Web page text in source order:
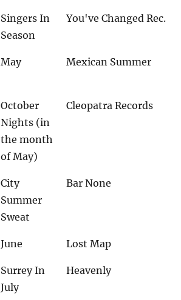
Singers In
Season
You've Changed Rec.
May Mexican Summer
October
Nights (in
the month
of May)
Cleopatra Records
City
Summer
Sweat
Bar None
June Lost Map
Surrey In
July
Heavenly